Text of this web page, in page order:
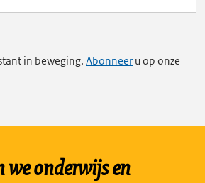
in beweging. Abonneer u op onze
we onderwijs en